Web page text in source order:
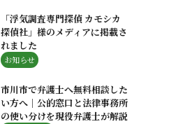
「浮気調査専門探偵 カモシカ
探偵社」様のメディアに掲載さ
れました
お知らせ
市川市で弁護士へ無料相談した
い方へ｜公的窓口と法律事務所
の使い分けを現役弁護士が解説